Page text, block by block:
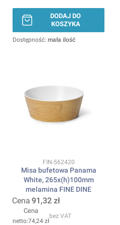
DODAJ DO
KOSZYKA
Dostępność: mała ilość
Kod produktu
FIN-562420
Misa bufetowa Panama
White, 265x(h)100mm
melamina FINE DINE
Cena 91,32 zł
Cena
74,24 zł
bez VAT